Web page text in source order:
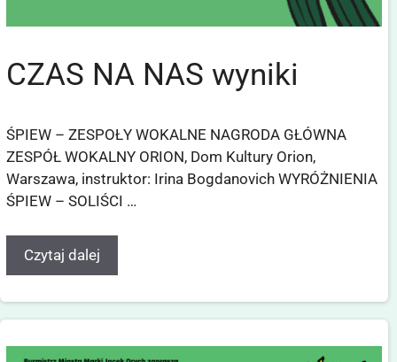
CZAS NA NAS wyniki
ŚPIEW – ZESPOŁY WOKALNE NAGRODA GŁÓWNA
ZESPÓŁ WOKALNY ORION, Dom Kultury Orion,
Warszawa, instruktor: Irina Bogdanovich WYRÓŻNIENIA
ŚPIEW – SOLIŚCI …
Czytaj dalej